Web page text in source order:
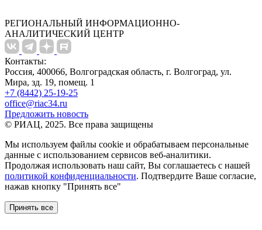
РЕГИОНАЛЬНЫЙ ИНФОРМАЦИОННО-
АНАЛИТИЧЕСКИЙ ЦЕНТР
Контакты:
Россия, 400066, Волгоградская область, г. Волгоград, ул.
Мира, зд. 19, помещ. 1
+7 (8442) 25-19-25
office@riac34.ru
Предложить новость
© РИАЦ, 2025. Все права защищены
Мы используем файлы сookie и обрабатываем персональные
данные с использованием сервисов веб-аналитики.
Продолжая использовать наш сайт, Вы соглашаетесь с нашей
политикой конфиденциальности. Подтвердите Ваше согласие,
нажав кнопку "Принять все"
Принять все